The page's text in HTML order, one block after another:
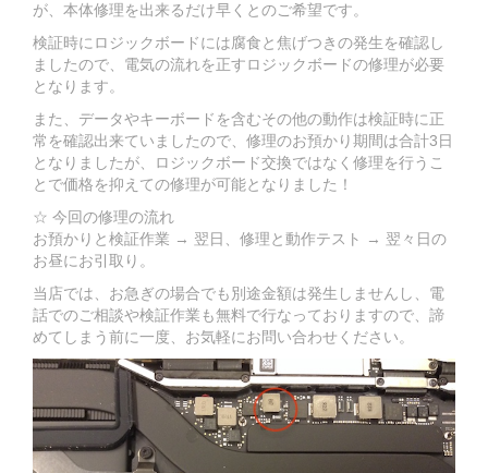
が、本体修理を出来るだけ早くとのご希望です。
検証時にロジックボードには腐食と焦げつきの発生を確認し
ましたので、電気の流れを正すロジックボードの修理が必要
となります。
また、データやキーボードを含むその他の動作は検証時に正
常を確認出来ていましたので、修理のお預かり期間は合計3日
となりましたが、ロジックボード交換ではなく修理を行うこ
とで価格を抑えての修理が可能となりました！
☆ 今回の修理の流れ
お預かりと検証作業 → 翌日、修理と動作テスト → 翌々日の
お昼にお引取り。
当店では、お急ぎの場合でも別途金額は発生しませんし、電
話でのご相談や検証作業も無料で行なっておりますので、諦
めてしまう前に一度、お気軽にお問い合わせください。